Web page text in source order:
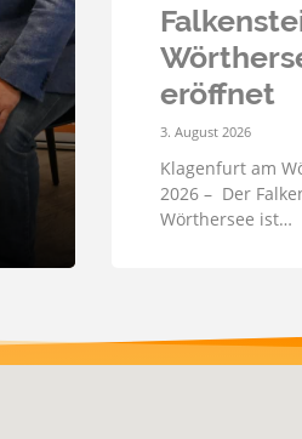
eröffnet
3. August 2026
Klagenfurt am
2026 – Der
Wörthersee ist…